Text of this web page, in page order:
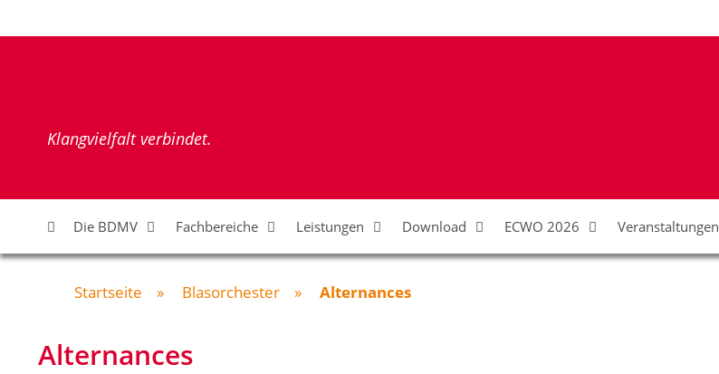
Inhalt
Klangvielfalt verbindet.
Die BDMV Fachbereiche Leistungen Download ECWO 2026 Veranstaltungen
Startseite » Blasorchester » Alternances
Alternances